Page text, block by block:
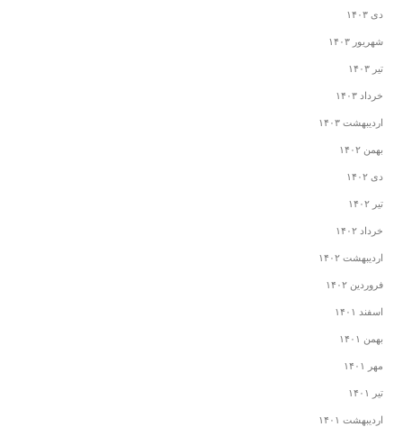
دی ۱۴۰۳
شهریور ۱۴۰۳
تیر ۱۴۰۳
خرداد ۱۴۰۳
اردیبهشت ۱۴۰۳
بهمن ۱۴۰۲
دی ۱۴۰۲
تیر ۱۴۰۲
خرداد ۱۴۰۲
اردیبهشت ۱۴۰۲
فروردین ۱۴۰۲
اسفند ۱۴۰۱
بهمن ۱۴۰۱
مهر ۱۴۰۱
تیر ۱۴۰۱
اردیبهشت ۱۴۰۱